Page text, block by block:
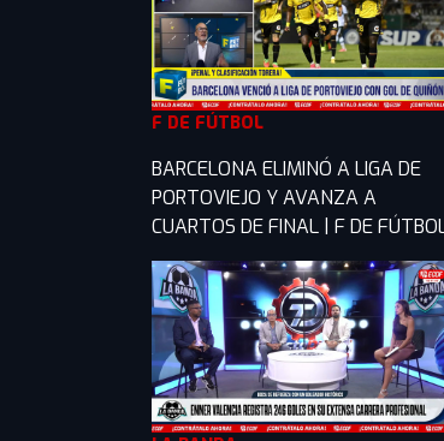
F DE FÚTBOL
BARCELONA ELIMINÓ A LIGA DE
PORTOVIEJO Y AVANZA A
CUARTOS DE FINAL | F DE